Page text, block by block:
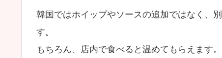
韓国ではホイップやソースの追加ではなく、
す。
もちろん、店内で食べると温めてもらえます。